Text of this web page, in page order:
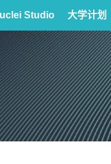
Studio 大学计划